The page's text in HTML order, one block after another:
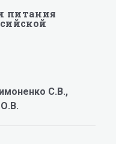
питания
С.В.,